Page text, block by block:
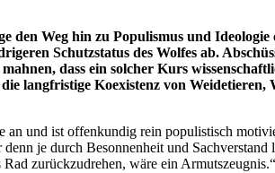
den Weg hin zu Populismus und Ideologie
Schutzstatus des Wolfes ab.
dass ein solcher Kurs
langfristige Koexistenz von Weidetieren,
und ist offenkundig rein populistisch
je durch Besonnenheit und Sachverstand
zurückzudrehen, wäre ein Armutszeugnis.“